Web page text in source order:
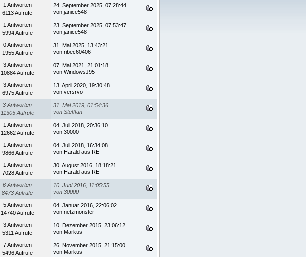
1 Antworten
6113 Aufrufe
24. September 2025, 07:28:44
von janice548
1 Antworten
5994 Aufrufe
23. September 2025, 07:53:47
von janice548
0 Antworten
1955 Aufrufe
31. Mai 2025, 13:43:21
von ribec60406
3 Antworten
10884 Aufrufe
07. Mai 2021, 21:01:18
von WindowsJ95
3 Antworten
6975 Aufrufe
13. April 2020, 19:30:48
von versrvo
3 Antworten
11305 Aufrufe
31. Mai 2019, 01:54:36
von Stefffan
1 Antworten
12662 Aufrufe
04. Juli 2018, 20:36:10
von 30000
1 Antworten
9866 Aufrufe
04. Juli 2018, 16:34:08
von Harald aus RE
1 Antworten
7028 Aufrufe
30. August 2016, 18:18:21
von Harald aus RE
6 Antworten
8473 Aufrufe
10. Juni 2016, 11:05:55
von 30000
5 Antworten
14740 Aufrufe
04. Januar 2016, 22:06:02
von netzmonster
3 Antworten
5311 Aufrufe
10. Dezember 2015, 23:06:12
von Markus
7 Antworten
5496 Aufrufe
26. November 2015, 21:15:00
von Markus